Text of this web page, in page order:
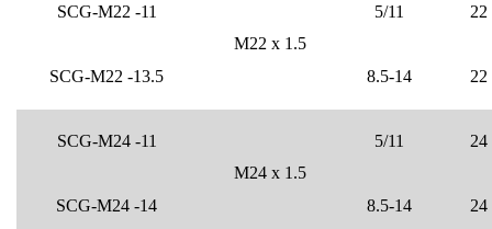
SCG-M22 -11
M22 x 1.5
5/11 22
SCG-M22 -13.5 8.5-14 22
SCG-M24 -11
M24 x 1.5
5/11 24
SCG-M24 -14 8.5-14 24